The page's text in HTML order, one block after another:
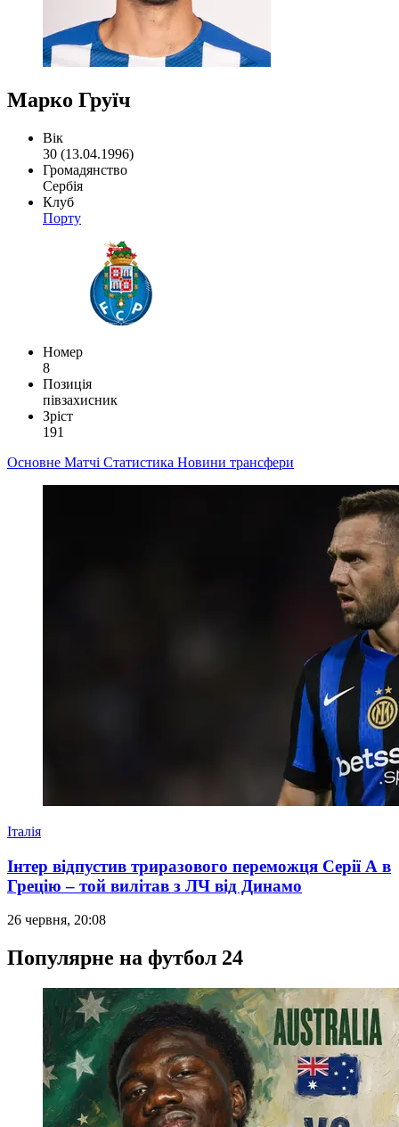
Марко Груїч
Вік
30 (13.04.1996)
Громадянство
Сербія
Клуб
Порту
Номер
8
Позиція
півзахисник
Зріст
191
Основне Матчі Статистика Новини трансфери
Італія
Інтер відпустив триразового переможця Серії А в
Грецію – той вилітав з ЛЧ від Динамо
26 червня, 20:08
Популярне на футбол 24